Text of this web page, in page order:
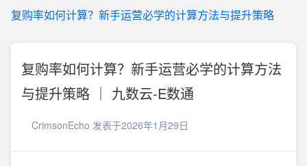
复购率如何计算？新手运营必学的计算方法与提升策略
复购率如何计算？新手运营必学的计算方法
与提升策略 ｜ 九数云-E数通
CrimsonEcho 发表于2026年1月29日